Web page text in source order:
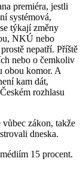
premiéra, jestli
systémová,
týkají změny
NKÚ nebo
nepatří. Příště
nebo o čemkoliv
obou komor. A
kam dát,
rozhlasu
zákon, takže
dneska.
15 procent.